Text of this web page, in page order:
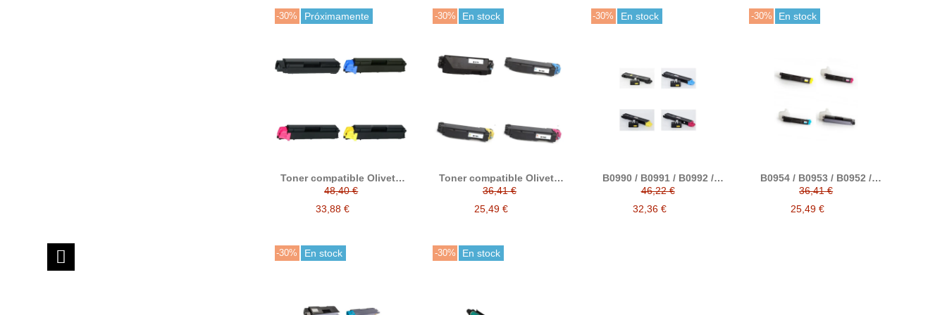
-30% Próximamente
Toner compatible Olivetti
B8813 B8814 B8815 B8816
48,40 €
33,88 €
-30% En stock
Toner compatible Olivetti
B1179 B1180 B1181 B1182
36,41 €
25,49 €
-30% En stock
B0990 / B0991 / B0992 /
B0993 toner compatible
alternativo a Olivetti
46,22 €
32,36 €
-30% En stock
B0954 / B0953 / B0952 /
B0951 toner compatible
alternativo a Olivetti
36,41 €
25,49 €
-30% En stock -30% En stock